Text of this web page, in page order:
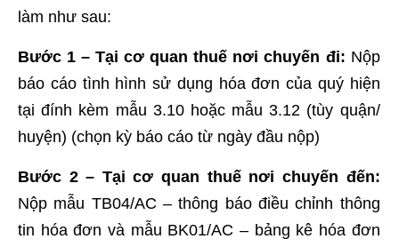
làm như sau:
Bước 1 – Tại cơ quan thuế nơi chuyến đi: Nộp
báo cáo tình hình sử dụng hóa đơn của quý hiện
tại đính kèm mẫu 3.10 hoặc mẫu 3.12 (tùy quận/
huyện) (chọn kỳ báo cáo từ ngày đầu nộp)
Bước 2 – Tại cơ quan thuế nơi chuyến đến:
Nộp mẫu TB04/AC – thông báo điều chỉnh thông
tin hóa đơn và mẫu BK01/AC – bảng kê hóa đơn